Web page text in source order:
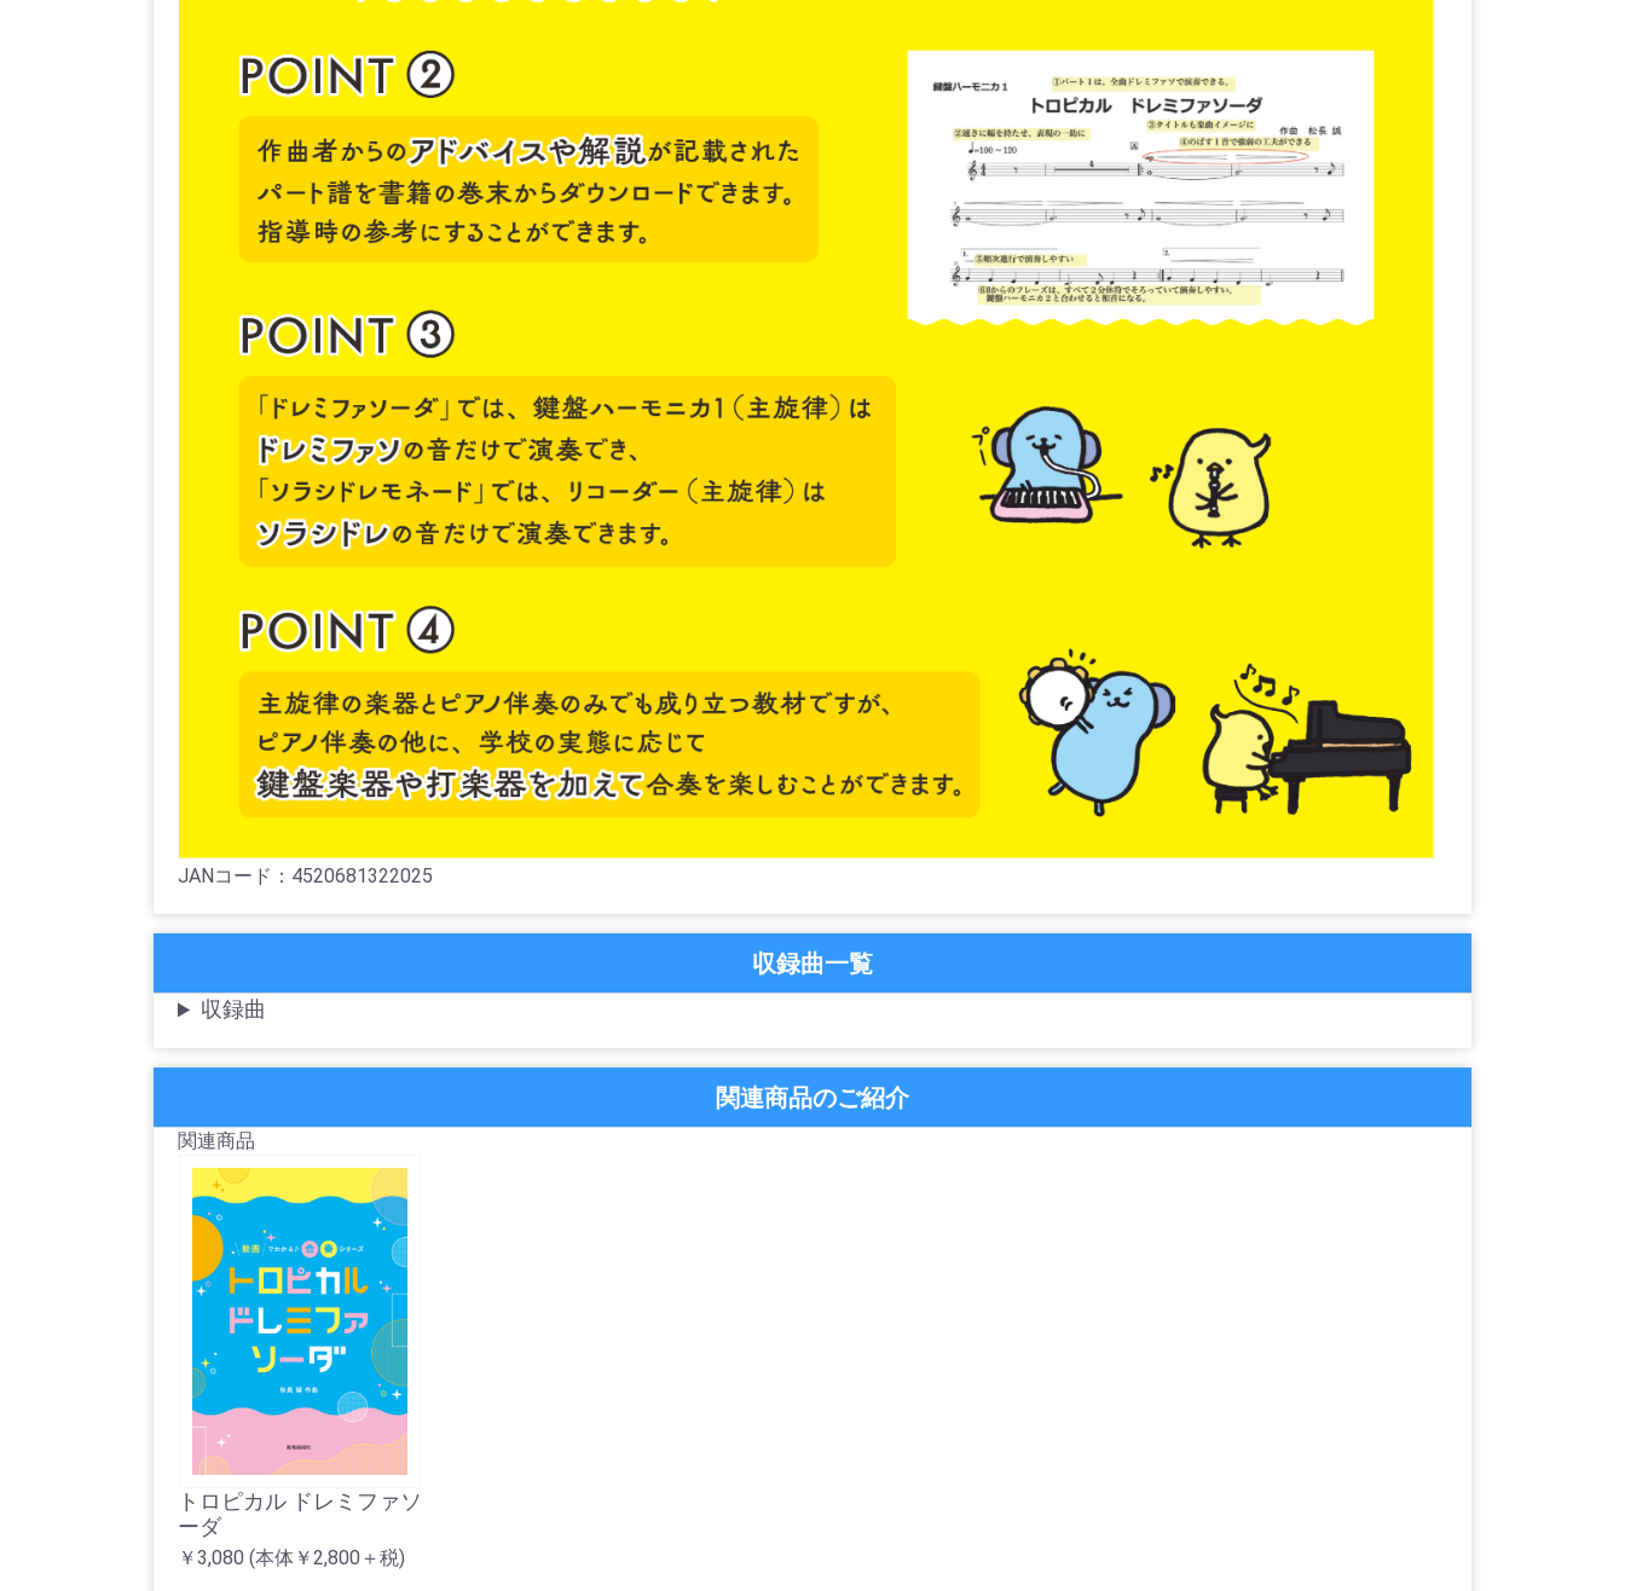
JANコード：4520681322025
収録曲一覧
収録曲
関連商品のご紹介
関連商品
トロピカル ドレミファソ
ーダ
￥3,080 (本体￥2,800＋税)